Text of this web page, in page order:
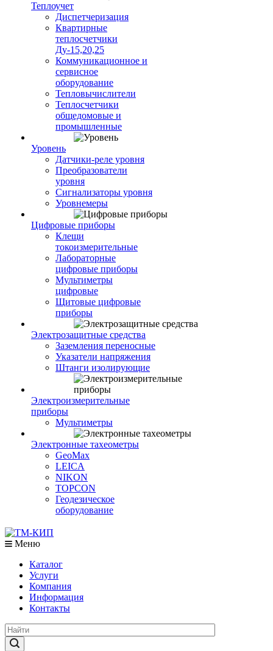
Теплоучет
Диспетчеризация
Квартирные
теплосчетчики
Ду-15,20,25
Коммуникационное и
сервисное
оборудование
Тепловычислители
Теплосчетчики
общедомовые и
промышленные
Уровень
Датчики-реле уровня
Преобразователи
уровня
Сигнализаторы уровня
Уровнемеры
Цифровые приборы
Клещи
токоизмерительные
Лабораторные
цифровые приборы
Мультиметры
цифровые
Щитовые цифровые
приборы
Электрозащитные средства
Заземления переносные
Указатели напряжения
Штанги изолирующие
Электроизмерительные
приборы
Мультиметры
Электронные тахеометры
GeoMax
LEICA
NIKON
TOPCON
Геодезическое
оборудование
Меню
Каталог
Услуги
Компания
Информация
Контакты